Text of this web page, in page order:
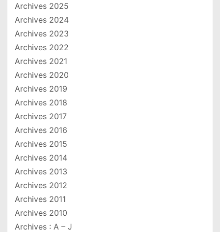
Archives 2025
Archives 2024
Archives 2023
Archives 2022
Archives 2021
Archives 2020
Archives 2019
Archives 2018
Archives 2017
Archives 2016
Archives 2015
Archives 2014
Archives 2013
Archives 2012
Archives 2011
Archives 2010
Archives : A – J